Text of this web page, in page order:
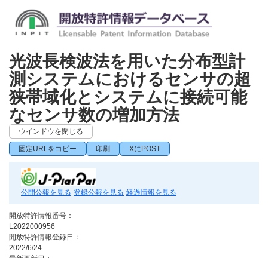
光波長検波法を用いた分布型計
測システムにおけるセンサの超
狭帯域化とシステムに接続可能
なセンサ数の増加方法
ウインドウを閉じる
固定URLをコピー 印刷 XにPOST
公開公報を見る 登録公報を見る 経過情報を見る
開放特許情報番号：
L2022000956
開放特許情報登録日：
2022/6/24